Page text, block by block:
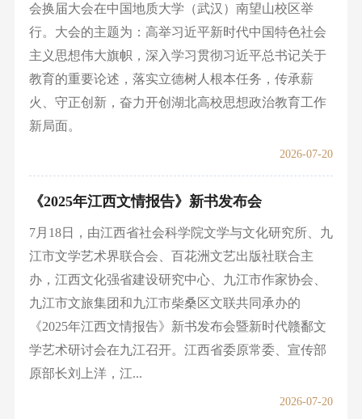
会换届大会在中国地质大学（武汉）南望山校区举
行。大会的主题为：高举习近平新时代中国特色社会
主义思想伟大旗帜，深入学习贯彻习近平总书记关于
教育的重要论述，落实立德树人根本任务，传承薪
火、守正创新，奋力开创湖北高校思想政治教育工作
新局面。
2026-07-20
《2025年江西文情报告》新书发布会
7月18日，由江西省社会科学院文学与文化研究所、九
江市文学艺术界联合会、百花洲文艺出版社联合主
办，江西文化强省建设研究中心、九江市作家协会、
九江市文旅集团和九江市柴桑区文联共同承办的
《2025年江西文情报告》新书发布会暨新时代赣鄱文
学艺术研讨会在九江召开。江西省委原常委、宣传部
原部长刘上洋，江...
2026-07-20